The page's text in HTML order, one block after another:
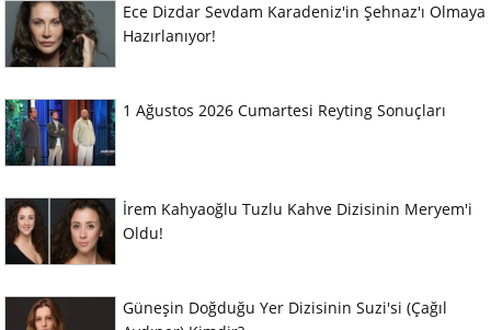
Ece Dizdar Sevdam Karadeniz'in Şehnaz'ı Olmaya
Hazırlanıyor!
1 Ağustos 2026 Cumartesi Reyting Sonuçları
İrem Kahyaoğlu Tuzlu Kahve Dizisinin Meryem'i
Oldu!
Güneşin Doğduğu Yer Dizisinin Suzi'si (Çağıl